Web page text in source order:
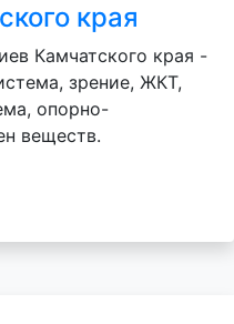
края
Камчатского края -
зрение, ЖКТ,
опорно-
веществ.